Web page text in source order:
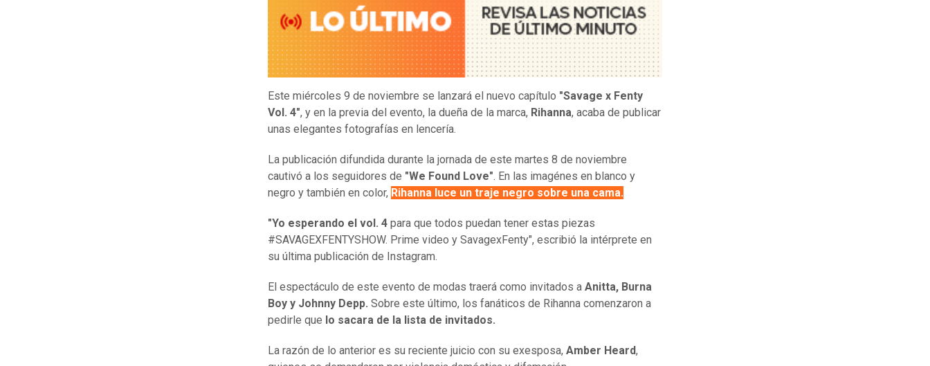
Este miércoles 9 de noviembre se lanzará el nuevo capítulo "Savage x Fenty
Vol. 4", y en la previa del evento, la dueña de la marca, Rihanna, acaba de publicar
unas elegantes fotografías en lencería.
La publicación difundida durante la jornada de este martes 8 de noviembre
cautivó a los seguidores de "We Found Love". En las imagénes en blanco y
negro y también en color, Rihanna luce un traje negro sobre una cama.
"Yo esperando el vol. 4 para que todos puedan tener estas piezas
#SAVAGEXFENTYSHOW. Prime video y SavagexFenty", escribió la intérprete en
su última publicación de Instagram.
El espectáculo de este evento de modas traerá como invitados a Anitta, Burna
Boy y Johnny Depp. Sobre este último, los fanáticos de Rihanna comenzaron a
pedirle que lo sacara de la lista de invitados.
La razón de lo anterior es su reciente juicio con su exesposa, Amber Heard,